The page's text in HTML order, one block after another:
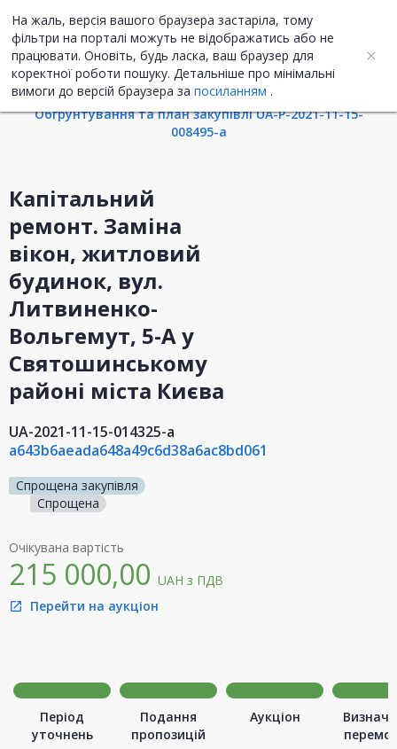
На жаль, версія вашого браузера застаріла, тому
фільтри на порталі можуть не відображатись або не
працювати. Оновіть, будь ласка, ваш браузер для
коректної роботи пошуку. Детальніше про мінімальні
вимоги до версій браузера за посиланням .
UA ENG
Інформація про закупівлю
Обгрунтування та план закупівлі UA-P-2021-11-15-
008495-a
Капітальний
ремонт. Заміна
вікон, житловий
будинок, вул.
Литвиненко-
Вольгемут, 5-А у
Святошинському
районі міста Києва
UA-2021-11-15-014325-a
a643b6aeada648a49c6d38a6ac8bd061
Спрощена закупівля
Спрощена
Очікувана вартість
215 000,00 UAH з ПДВ
open_in_new Перейти на аукціон
Період
уточнень
Подання
пропозицій
Аукціон